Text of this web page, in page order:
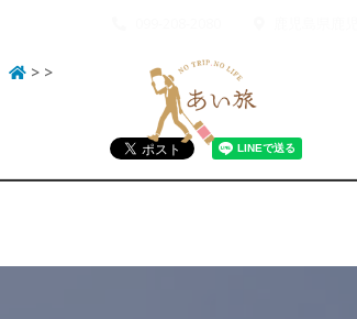
> >